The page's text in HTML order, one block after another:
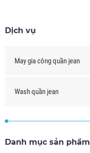
Dịch vụ
May gia công quần jean
Wash quần jean
Danh mục sản phẩm